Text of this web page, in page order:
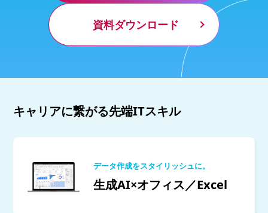
資料ダウンロード
キャリアに繋がる先端ITスキル
データ作成をスタイリッシュに。
生成AI×オフィス／Excel